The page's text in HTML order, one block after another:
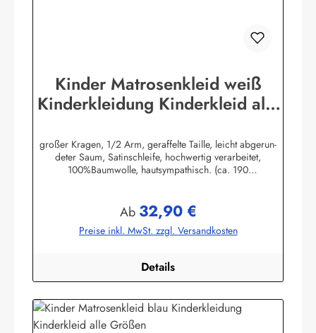
Kinder Matrosenkleid weiß
Kinderkleidung Kinderkleid alle
großer Kragen, 1/2 Arm, geraffelte Taille, leicht abgerun-
deter Saum, Satinschleife, hochwertig verarbeitet,
100%Baumwolle, hautsympathisch. (ca. 190
bekleidung.de
Regulärer Preis:
Ab 32,90 €
Preise inkl. MwSt. zzgl. Versandkosten
Details